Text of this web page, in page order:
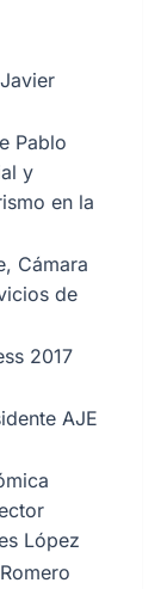
Pablo
y
en la
Cámara
de
2017
AJE
López